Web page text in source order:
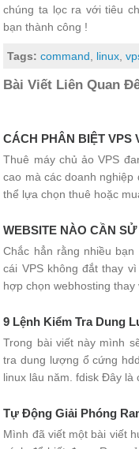
chúng ta lọc ra với tiêu
bạn thành công !
Tags: command, linux,
Bài Viết Liên Quan
CÁCH PHÂN BIỆT VPS
Thuê máy chủ ảo VPS
cao mà các doanh
thể lựa chọn thuê hoặc
WEBSITE NÀO CẦN
Chắc hẳn rằng nhiều
cái VPS không đắt thay
hợp chọn webhosting
9 Lệnh Kiểm Tra Dung
Trong bài viết này mình
tra dung lượng ổ cứng
linux lâu năm. fdisk Đây là
Tự Động Giải Phóng
Mình đã viết một bài viết